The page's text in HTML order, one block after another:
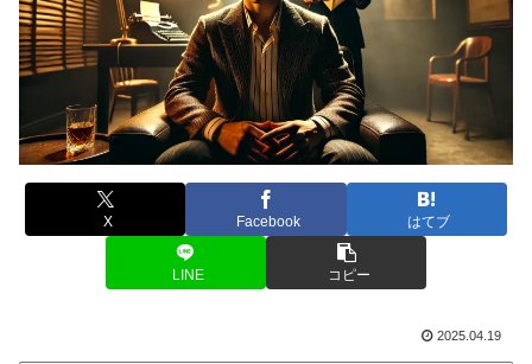
X Facebook はてブ
LINE コピー
2025.04.19